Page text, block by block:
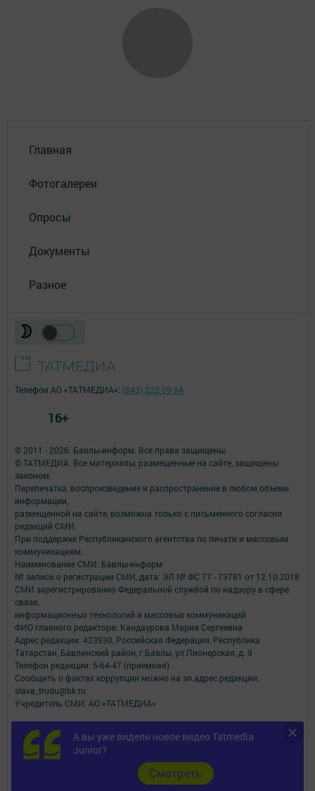
Главная
Фотогалереи
Опросы
Документы
Разное
А вы уже видели новое видео Tatmedia
Junior?
Cмотреть
© 2011 - 2026. Бавлы-информ. Все права защищены.
© ТАТМЕДИА. Все материалы, размещенные на сайте, защищены
законом.
Перепечатка, воспроизведение и распространение в любом объеме
информации,
размещенной на сайте, возможна только с письменного согласия
редакций СМИ.
При поддержке Республиканского агентства по печати и массовым
коммуникациям.
Наименование СМИ: Бавлы-информ
№ записи о регистрации СМИ, дата: ЭЛ № ФС 77 - 73781 от 12.10.2018
СМИ зарегистрированно Федеральной службой по надзору в сфере
связи,
информационных технологий и массовых коммуникаций
ФИО главного редактора: Кандаурова Мария Сергеевна
Адрес редакции: 423930, Российская Федерация, Республика
Татарстан, Бавлинский район, г.Бавлы, ул.Пионерская, д. 9
Телефон редакции: 5-64-47 (приемная)
Сообщить о фактах коррупции можно на эл.адрес редакции:
slava_trudu@bk.ru
Учредитель СМИ: АО «ТАТМЕДИА»
Антикоррупционная политика
АО «ТАТМЕДИА» использует «cookie»для персонализации сервисов и
удобства пользователей сайтом.
Использование «cookie» можно отменить в настройках браузера.
Политика конфиденциальности
Телефон АО «ТАТМЕДИА»: (843) 222 09 84
16+